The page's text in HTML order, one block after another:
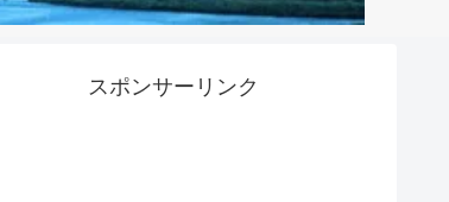
スポンサーリンク